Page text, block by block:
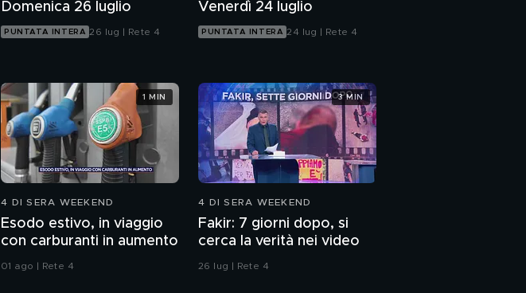
Domenica 26 luglio
PUNTATA INTERA 26 lug | Rete 4
Venerdì 24 luglio
PUNTATA INTERA 24 lug | Rete 4
4 DI SERA WEEKEND
Esodo estivo, in viaggio
con carburanti in aumento
01 ago | Rete 4
1 MIN
4 DI SERA WEEKEND
Fakir: 7 giorni dopo, si
cerca la verità nei video
26 lug | Rete 4
3 MIN